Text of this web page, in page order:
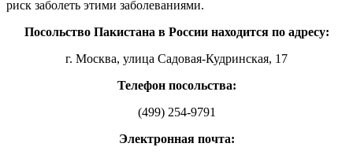
риск заболеть этими заболеваниями.
Посольство Пакистана в России находится по адресу:
г. Москва, улица Садовая-Кудринская, 17
Телефон посольства:
(499) 254-9791
Электронная почта: